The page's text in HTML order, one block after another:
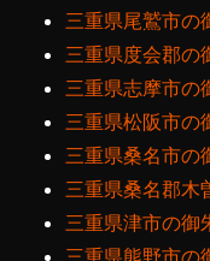
三重県尾鷲市の
三重県度会郡の
三重県志摩市の
三重県松阪市の
三重県桑名市の
三重県桑名郡木
三重県津市の御
三重県熊野市の